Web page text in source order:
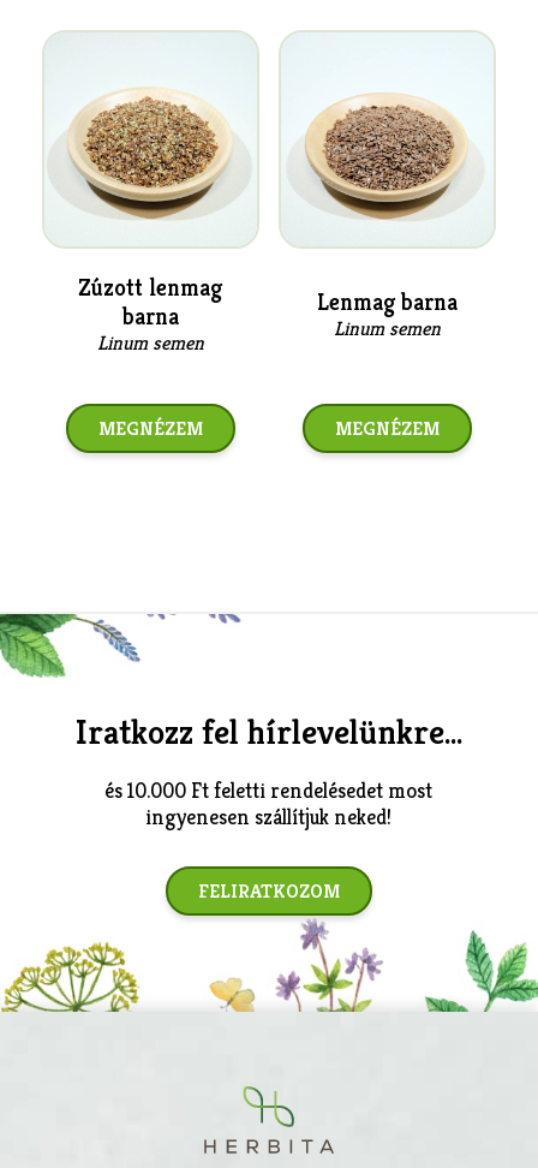
Zúzott lenmag
barna
Linum semen
MEGNÉZEM
Lenmag barna
Linum semen
MEGNÉZEM
Iratkozz fel hírlevelünkre...
és 10.000 Ft feletti rendelésedet most
ingyenesen szállítjuk neked!
FELIRATKOZOM